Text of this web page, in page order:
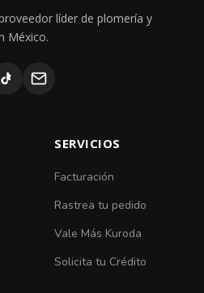
líder de plomería y
México.
SERVICIOS
Facturación
Rastrea tu pedido
Vale Más Kuroda
Solicita tu Crédito